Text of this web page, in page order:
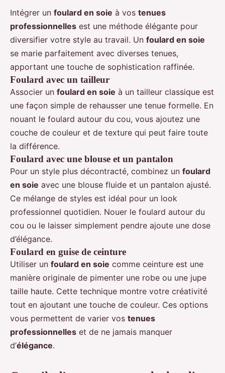
Intégrer un foulard en soie à vos tenues
professionnelles est une méthode élégante pour
diversifier votre style au travail. Un foulard en soie
se marie parfaitement avec diverses tenues,
apportant une touche de sophistication raffinée.
Foulard avec un tailleur
Associer un foulard en soie à un tailleur classique est
une façon simple de rehausser une tenue formelle. En
nouant le foulard autour du cou, vous ajoutez une
couche de couleur et de texture qui peut faire toute
la différence.
Foulard avec une blouse et un pantalon
Pour un style plus décontracté, combinez un foulard
en soie avec une blouse fluide et un pantalon ajusté.
Ce mélange de styles est idéal pour un look
professionnel quotidien. Nouer le foulard autour du
cou ou le laisser simplement pendre ajoute une dose
d’élégance.
Foulard en guise de ceinture
Utiliser un foulard en soie comme ceinture est une
manière originale de pimenter une robe ou une jupe
taille haute. Cette technique montre votre créativité
tout en ajoutant une touche de couleur. Ces options
vous permettent de varier vos tenues
professionnelles et de ne jamais manquer
d’élégance.